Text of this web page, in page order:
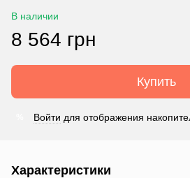
В наличии
8 564 грн
Купить
Войти для отображения
Характеристики